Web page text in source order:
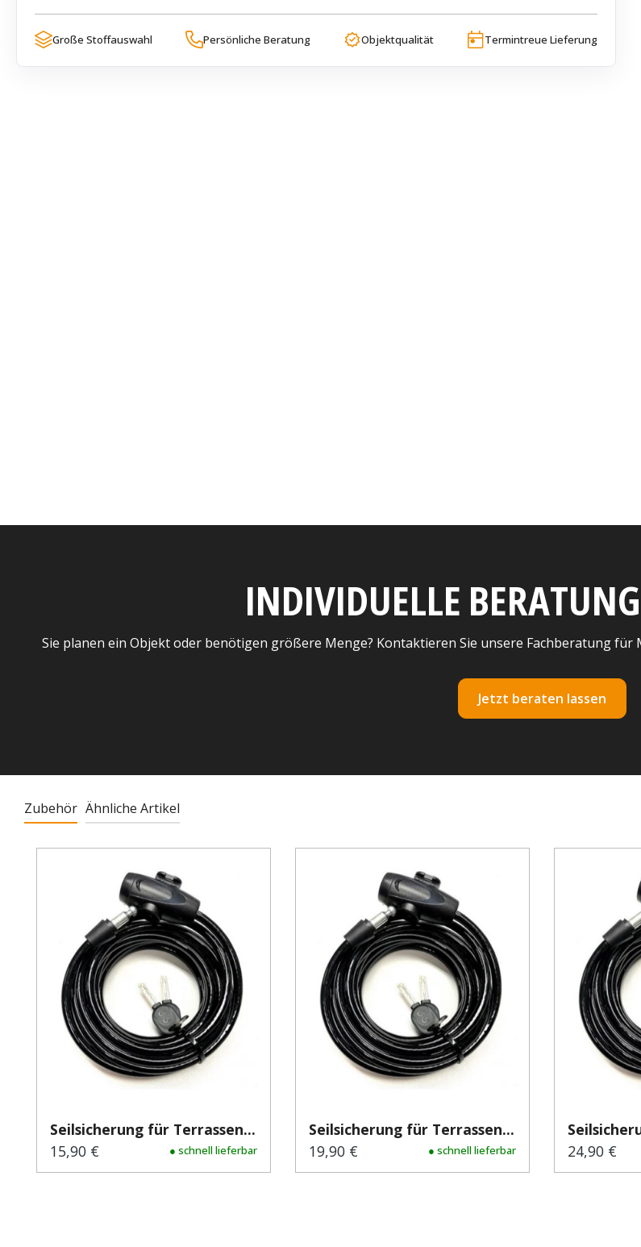
Große Stoffauswahl Persönliche Beratung Objektqualität Termintreue Lieferung
INDIVIDUELLE
Sie planen ein Objekt oder benötigen größere Menge? Kontaktieren Sie unsere Fachberatung
Jetzt beraten lassen
Zubehör Ähnliche Artikel
Seilsicherung für Terrassen...
Regulärer Preis:
15,90 € ● schnell lieferbar
Seilsicherung für Terrassen...
Regulärer Preis:
19,90 € ● schnell lieferbar
Regulärer
24,90 €